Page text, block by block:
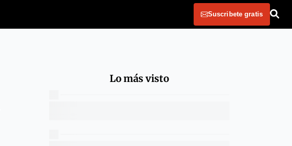
Suscribete gratis
Lo más visto